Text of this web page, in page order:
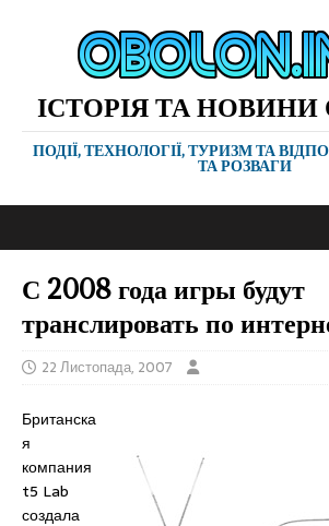
ІСТОРІЯ ТА
ПОДІЇ, ТЕХНОЛОГІЇ, ТУРИЗМ ТА
ТА РОЗВАГИ
С 2008 года игры будут
транслировать по
22 Листопада, 2007
Британска
я
компания
t5 Lab
создала